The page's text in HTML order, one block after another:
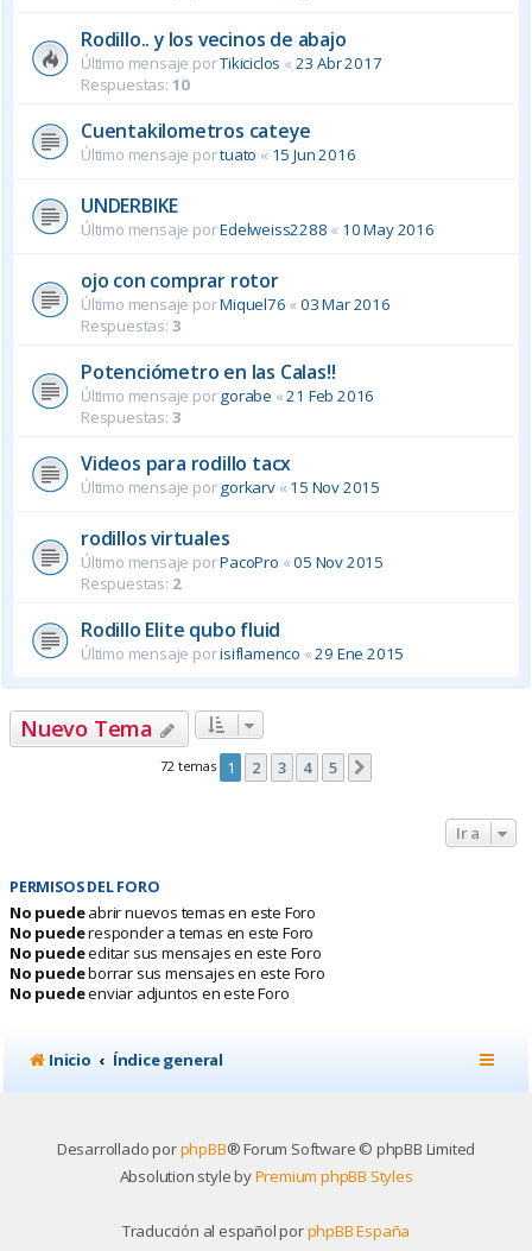
Rodillo.. y los vecinos de abajo
Último mensaje porTikiciclos « 23 Abr 2017
Respuestas: 10
Cuentakilometros cateye
Último mensaje portuato « 15 Jun 2016
UNDERBIKE
Último mensaje porEdelweiss2288 « 10 May 2016
ojo con comprar rotor
Último mensaje porMiquel76 «03 Mar 2016
Respuestas: 3
Potenciómetro en las Calas!!
Último mensaje porgorabe «21 Feb 2016
Respuestas: 3
Videos para rodillo tacx
Último mensaje porgorkarv« 15 Nov 2015
rodillos virtuales
Último mensaje porPacoPro «05 Nov 2015
Respuestas: 2
Rodillo Elite qubo fluid
Último mensaje porisiflamenco «29 Ene 2015
Nuevo Tema
72 temas 1 2 3 4 5
Ir a
PERMISOS DEL FORO
No puedeabrir nuevos temas en este Foro
No puederesponder a temas en este Foro
No puedeeditar sus mensajes en este Foro
No puedeborrar sus mensajes en este Foro
No puedeenviar adjuntos en este Foro
Inicio Índice general
Desarrollado porphpBB® Forum Software © phpBB Limited
Absolution style byPremium phpBB Styles
Traducción al español porphpBB España